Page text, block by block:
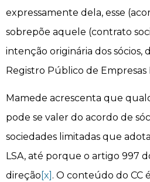
expressamente dela, esse
sobrepõe aquele (contrato
intenção originária dos sócios,
Registro Público de Empresas
Mamede acrescenta que
pode se valer do acordo de
sociedades limitadas que
LSA, até porque o artigo 997
direção [x] . O conteúdo do CC